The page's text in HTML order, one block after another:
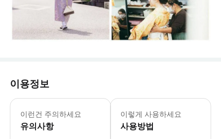
이용정보
이런건 주의하세요
유의사항
* 사가에서 신녀 무용 감상, 기모노
이렇게 사용하세요
사용방법